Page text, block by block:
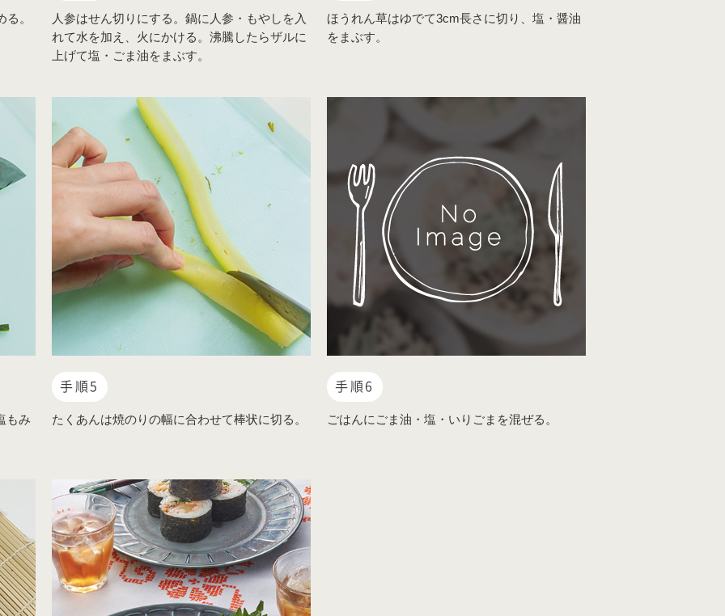
。
人参はせん切りにする。鍋に人参・もやしを入
れて水を加え、火にかける。沸騰したらザルに
上げて塩・ごま油をまぶす。
ほうれん草はゆでて3cm長さに切り、塩・醤油
をまぶす。
もみ
手順5
たくあんは焼のりの幅に合わせて棒状に切る。
手順6
ごはんにごま油・塩・いりごまを混ぜる。